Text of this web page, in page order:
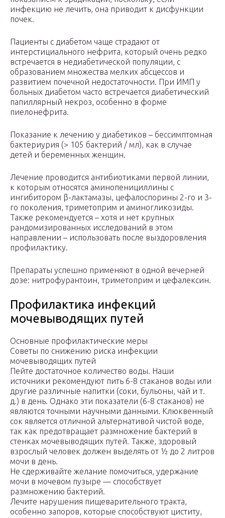
инфекцию не лечить, она приводит к дисфункции
почек.
Пациенты с диабетом чаще страдают от
интерстициального нефрита, который очень редко
встречается в недиабетической популяции, с
образованием множества мелких абсцессов и
развитием почечной недостаточности. При ИМП у
больных диабетом часто встречается диабетический
папиллярный некроз, особенно в форме
пиелонефрита.
Показание к лечению у диабетиков – бессимптомная
бактериурия (> 105 бактерий / мл), как в случае
детей и беременных женщин.
Лечение проводится антибиотиками первой линии,
к которым относятся аминопенициллины с
ингибитором β-лактамазы, цефалоспорины 2-го и 3-
го поколения, триметоприм и аминогликозиды.
Также рекомендуется – хотя и нет крупных
рандомизированных исследований в этом
направлении – использовать после выздоровления
профилактику.
Препараты успешно применяют в одной вечерней
дозе: нитрофурантоин, триметоприм и цефалексин.
Профилактика инфекций
мочевыводящих путей
Основные профилактические меры
Советы по снижению риска инфекции
мочевыводящих путей
Пейте достаточное количество воды. Наши
источники рекомендуют пить 6-8 стаканов воды или
другие различные напитки (соки, бульоны, чай и т.
д.) в день. Однако эти показатели (6-8 стаканов) не
являются точными научными данными. Клюквенный
сок является отличной альтернативой чистой воде,
так как предотвращает размножение бактерий в
стенках мочевыводящих путей. Также, здоровый
взрослый человек должен выделять от ½ до 2 литров
мочи в день.
Не сдерживайте желание помочиться, удержание
мочи в мочевом пузыре — способствует
размножению бактерий.
Лечите нарушения пищеварительного тракта,
особенно запоров, которые способствуют циститу,